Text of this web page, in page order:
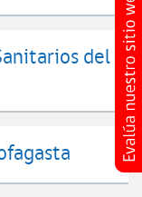
del